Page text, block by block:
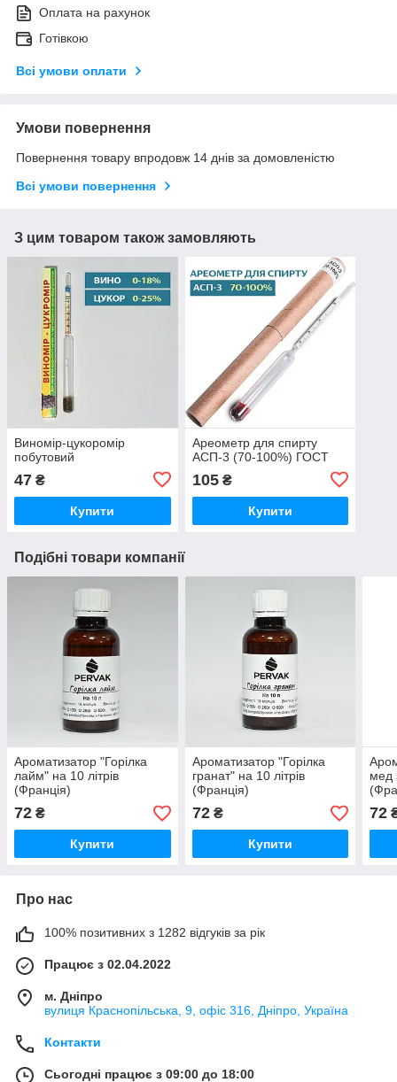
Оплата на рахунок
Готівкою
Всі умови оплати
Умови повернення
Повернення товару впродовж 14 днів за домовленістю
Всі умови повернення
З цим товаром також замовляють
Виномір-цукоромір
побутовий
47 ₴
Купити
Ареометр для спирту
АСП-3 (70-100%) ГОСТ
105₴
Купити
Подібні товари компанії
Ароматизатор "Горілка
лайм" на 10 літрів
(Франція)
72 ₴
Купити
Ароматизатор "Горілка
гранат" на 10 літрів
(Франція)
72₴
Купити
мед
72
Про нас
100% позитивних з 1282 відгуків за рік
Працює з 02.04.2022
м. Дніпро
вулиця Краснопільська, 9, офіс 316, Дніпро, Україна
Контакти
Сьогодні працює з 09:00 до 18:00